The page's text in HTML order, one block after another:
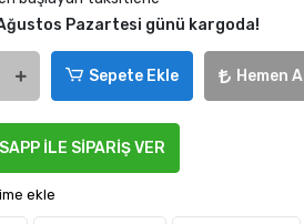
Pazartesi günü kargoda!
Sepete Ekle Hemen Al
İLE SİPARİŞ VER
ekle